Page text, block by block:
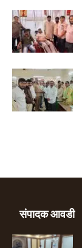
संपादक आवडी